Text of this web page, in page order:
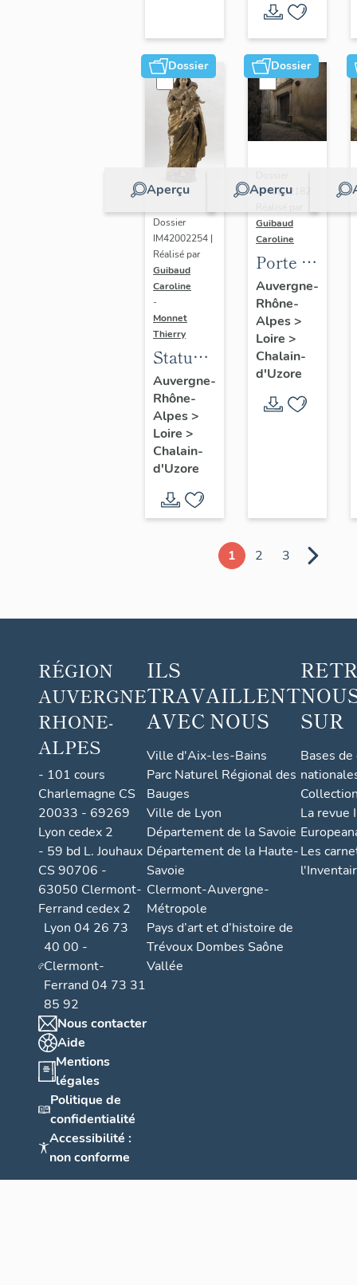
Dossier
Aperçu
Dossier
IM42002254 |
Réalisé par
Guibaud
Caroline
-
Monnet
Thierry
Statue :
Vierge
à
l'Enfant
Jésus
Auvergne-
Rhône-
Alpes>
Loire >
Chalain-
d'Uzore
Dossier
Aperçu
IM42002182 |
Guibaud
Caroline
Porte et
vantaux
de la
grande
salle
Auvergne-
Rhône-
Alpes>
Loire >
Chalain-
d'Uzore
1 2 3
RÉGION
AUVERGNE
RHONE-
ALPES
- 101 cours
Charlemagne CS
20033 - 69269
Lyon cedex 2
- 59 bd L. Jouhaux
CS 90706 -
63050 Clermont-
Ferrand cedex 2
Lyon 04 26 73
40 00 -
Clermont-
Ferrand 04 73 31
85 92
Nous contacter
Aide
Mentions
légales
Politique de
confidentialité
Accessibilité :
non conforme
ILS
TRAVAILLENT
AVEC NOUS
Ville d'Aix-les-Bains
Parc Naturel Régional des
Bauges
Ville de Lyon
Département de la Savoie
Département de la Haute-
Savoie
Clermont-Auvergne-
Métropole
Pays d’art et d’histoire de
Trévoux Dombes Saône
Vallée
SUR
Bases
La revue
Les